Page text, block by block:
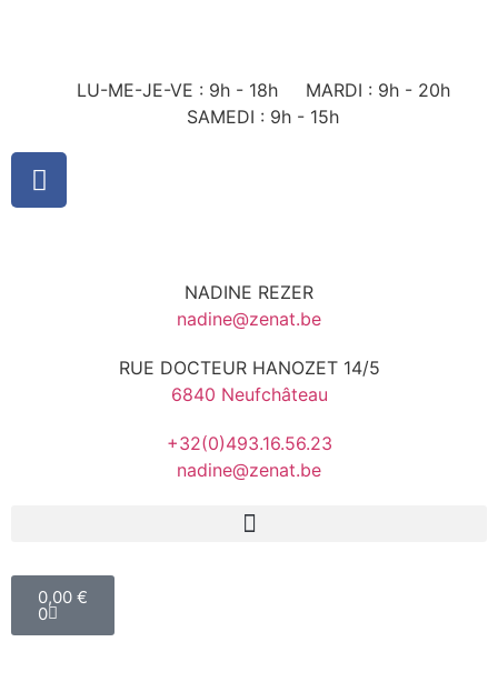
LU-ME-JE-VE : 9h - 18h
MARDI : 9h - 20h
SAMEDI : 9h - 15h
NADINE REZER
nadine@zenat.be
RUE DOCTEUR HANOZET 14/5
6840 Neufchâteau
+32(0)493.16.56.23
nadine@zenat.be
0,00 €
0